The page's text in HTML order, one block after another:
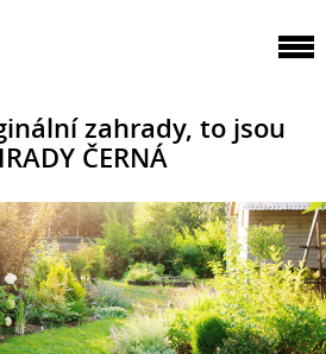
zahrady, to jsou
ČERNÁ